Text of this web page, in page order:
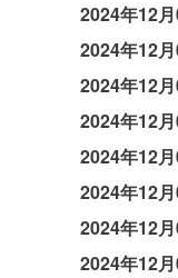
2024年12
2024年12
2024年12
2024年12
2024年12
2024年12
2024年12
2024年12